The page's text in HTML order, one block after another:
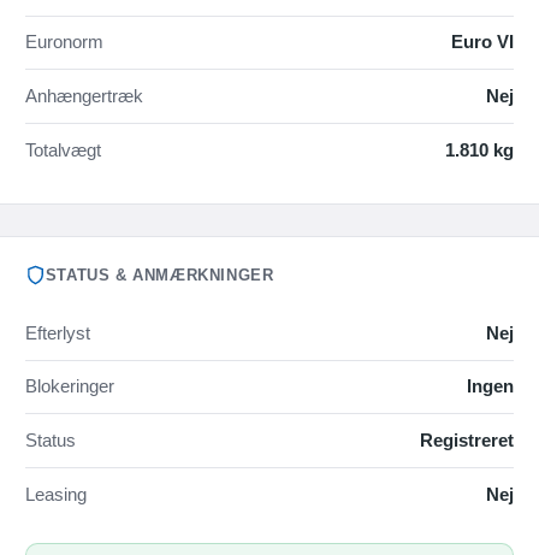
Euronorm Euro VI
Anhængertræk Nej
Totalvægt 1.810 kg
STATUS & ANMÆRKNINGER
Efterlyst Nej
Blokeringer Ingen
Status Registreret
Leasing Nej